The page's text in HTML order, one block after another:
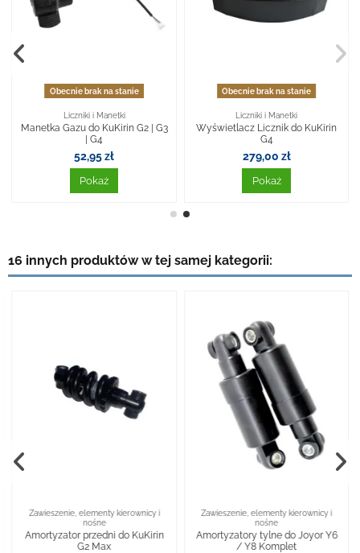
Obecnie brak na stanie
Liczniki i Manetki
Manetka Gazu do KuKirin G2 | G3
| G4
52,95 zł
Pokaż
Obecnie brak na stanie
Liczniki i Manetki
Wyświetlacz Licznik do KuKirin
G4
279,00 zł
Pokaż
16 innych produktów w tej samej kategorii:
Zawieszenie, elementy kierownicy i
nośne
Amortyzator przedni do KuKirin
G2 Max
Zawieszenie, elementy kierownicy i
nośne
Amortyzatory tylne do Joyor Y6
/ Y8 Komplet